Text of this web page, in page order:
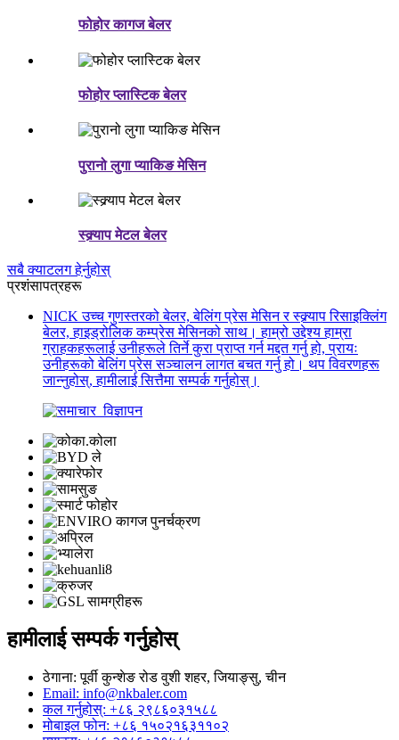
फोहोर कागज बेलर
फोहोर प्लास्टिक बेलर
पुरानो लुगा प्याकिङ मेसिन
स्क्र्याप मेटल बेलर
सबै क्याटलग हेर्नुहोस्
प्रशंसापत्रहरू
NICK उच्च गुणस्तरको बेलर, बेलिंग प्रेस मेसिन र स्क्र्याप रिसाइक्लिंग
बेलर, हाइड्रोलिक कम्प्रेस मेसिनको साथ। हाम्रो उद्देश्य हाम्रा
ग्राहकहरूलाई उनीहरूले तिर्ने कुरा प्राप्त गर्न मद्दत गर्नु हो, प्रायः
उनीहरूको बेलिंग प्रेस सञ्चालन लागत बचत गर्नु हो। थप विवरणहरू
जान्नुहोस्, हामीलाई सित्तैमा सम्पर्क गर्नुहोस्।
हामीलाई सम्पर्क गर्नुहोस्
ठेगाना: पूर्वी कुन्शेङ रोड वुशी शहर, जियाङ्सु, चीन
Email: info@nkbaler.com
कल गर्नुहोस्: +८६ २९८६०३१५८८
मोबाइल फोन: +८६ १५०२१६३११०२